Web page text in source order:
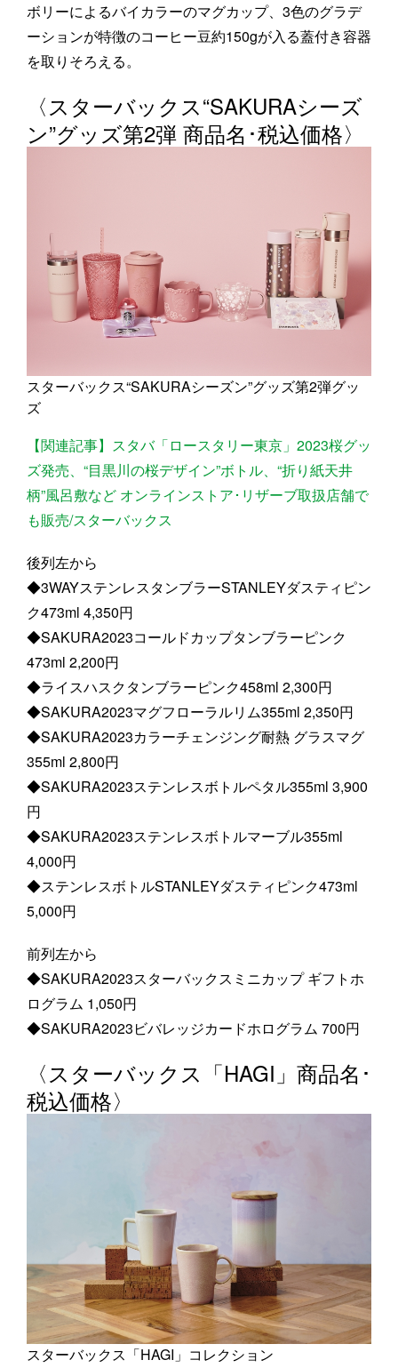
ボリーによるバイカラーのマグカップ、3色のグラデ
ーションが特徴のコーヒー豆約150gが入る蓋付き容器
を取りそろえる。
〈スターバックス“SAKURAシーズ
ン”グッズ第2弾 商品名･税込価格〉
スターバックス“SAKURAシーズン”グッズ第2弾グッ
ズ
【関連記事】スタバ「ロースタリー東京」2023桜グッ
ズ発売、“目黒川の桜デザイン”ボトル、“折り紙天井
柄”風呂敷など オンラインストア･リザーブ取扱店舗で
も販売/スターバックス
後列左から
◆3WAYステンレスタンブラーSTANLEYダスティピン
ク473ml 4,350円
◆SAKURA2023コールドカップタンブラーピンク
473ml 2,200円
◆ライスハスクタンブラーピンク458ml 2,300円
◆SAKURA2023マグフローラルリム355ml 2,350円
◆SAKURA2023カラーチェンジング耐熱 グラスマグ
355ml 2,800円
◆SAKURA2023ステンレスボトルペタル355ml 3,900
円
◆SAKURA2023ステンレスボトルマーブル355ml
4,000円
◆ステンレスボトルSTANLEYダスティピンク473ml
5,000円
前列左から
◆SAKURA2023スターバックスミニカップ ギフトホ
ログラム 1,050円
◆SAKURA2023ビバレッジカードホログラム 700円
〈スターバックス「HAGI」商品名･
税込価格〉
スターバックス「HAGI」コレクション